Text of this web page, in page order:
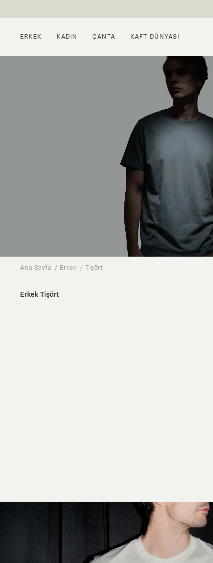
ERKEK KADIN ÇANTA KAFT DÜNYASI
Ana Sayfa Erkek Tişört
Erkek Tişört